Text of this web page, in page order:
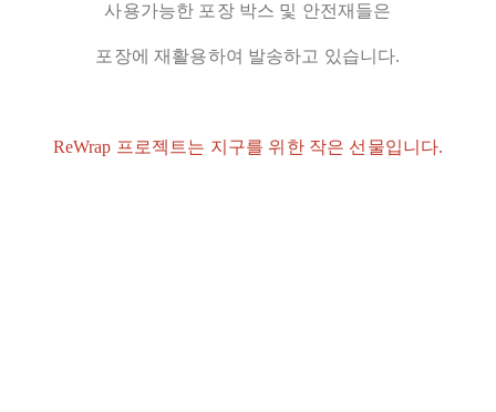
사용가능한 포장 박스 및 안전재들은
포장에 재활용하여 발송하고 있습니다.
ReWrap 프로젝트는 지구를 위한 작은 선물입니다.